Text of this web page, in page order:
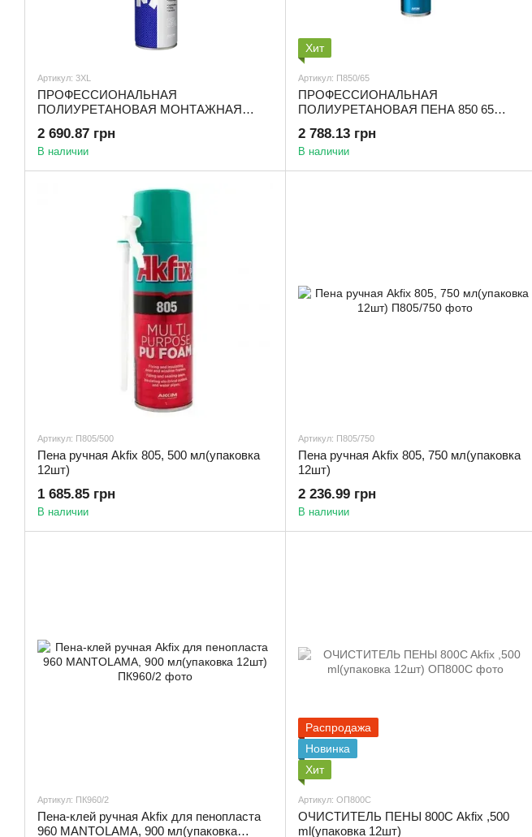
Артикул: 3XL
ПРОФЕССИОНАЛЬНАЯ
ПОЛИУРЕТАНОВАЯ МОНТАЖНАЯ
12шт) L
2 690.87 грн
В наличии
Хит
Артикул: П850/65
ПРОФЕССИОНАЛЬНАЯ
ПОЛИУРЕТАНОВАЯ ПЕНА 850 65
2 788.13 грн
В наличии
Артикул: П805/500
Пена ручная Akfix 805, 500 мл(упаковка
12шт)
1 685.85 грн
В наличии
Артикул: П805/750
Пена ручная Akfix 805, 750 мл(упаковка
12шт)
2 236.99 грн
В наличии
Артикул: ПК960/2
Пена-клей ручная Akfix для пенопласта
960 MANTOLAMA, 900 мл(упаковка
Распродажа
Новинка
Хит
Артикул: ОП800С
ОЧИСТИТЕЛЬ ПЕНЫ 800C Akfix ,500
ml(упаковка 12шт)